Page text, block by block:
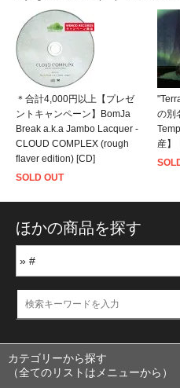
＊合計4,000円以上【プレゼ
ントキャンペーン】BomJa
Break a.k.a Jambo Lacquer -
CLOUD COMPLEX (rough
flaver edition) [CD]
SOLD OUT
の別
産】
ほかの商品を探す
カテゴリーから探す
（全てのリストはメニューから）